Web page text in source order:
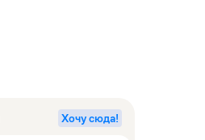
Хочу сюда!